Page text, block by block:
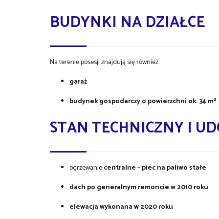
BUDYNKI NA DZIAŁCE
Na terenie posesji znajdują się również:
garaż
budynek gospodarczy o powierzchni ok. 34 m²
STAN TECHNICZNY I
ogrzewaniecentralne – piec na paliwo stałe
dach po generalnym remoncie w 2010 roku
elewacja wykonana w 2020 roku